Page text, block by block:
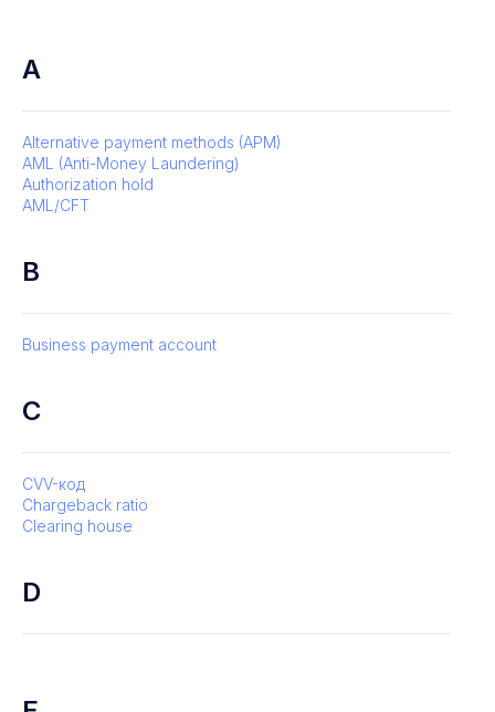
A
Alternative payment methods (APM)
AML (Anti-Money Laundering)
Authorization hold
AML/CFT
B
Business payment account
C
CVV-код
Chargeback ratio
Clearing house
D